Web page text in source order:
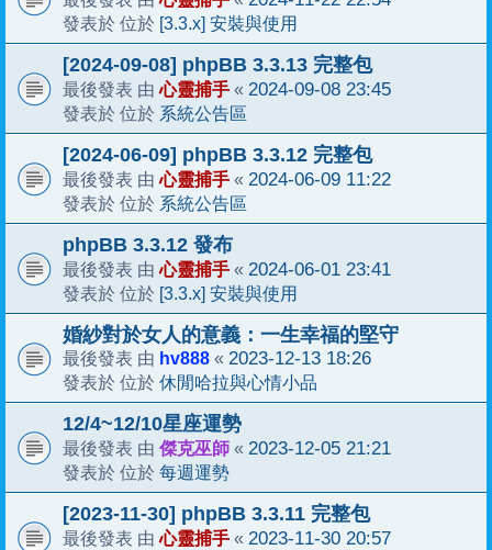
發表於 位於 [3.3.x] 安裝與使用
[2024-09-08] phpBB 3.3.13 完整包
最後發表 由心靈捕手 « 2024-09-08 23:45
發表於 位於 系統公告區
[2024-06-09] phpBB 3.3.12 完整包
最後發表 由心靈捕手 « 2024-06-09 11:22
發表於 位於 系統公告區
phpBB 3.3.12 發布
最後發表 由心靈捕手 « 2024-06-01 23:41
發表於 位於 [3.3.x] 安裝與使用
婚紗對於女人的意義：一生幸福的堅守
最後發表 由 hv888 « 2023-12-13 18:26
發表於 位於 休閒哈拉與心情小品
12/4~12/10星座運勢
最後發表 由 傑克巫師 « 2023-12-05 21:21
發表於 位於 每週運勢
[2023-11-30] phpBB 3.3.11 完整包
最後發表 由心靈捕手 « 2023-11-30 20:57